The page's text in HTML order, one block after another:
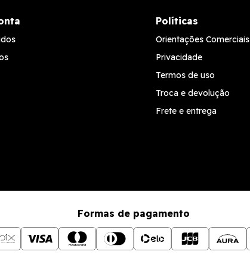
Políticas
Orientações Comerciais
Privacidade
Termos de uso
Troca e devolução
Frete e entrega
Formas de pagamento